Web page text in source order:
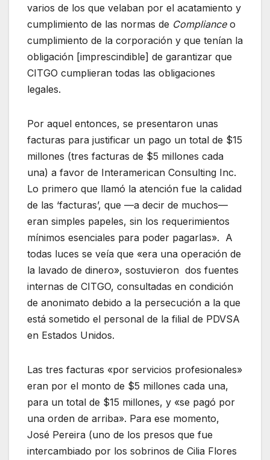
varios de los que velaban por el acatamiento y
cumplimiento de las normas de Complianceo
cumplimiento de la corporación y que tenían la
obligación [imprescindible] de garantizar que
CITGO cumplieran todas las obligaciones
legales.
Por aquel entonces, se presentaron unas
facturas para justificar un pago un total de $15
millones (tres facturas de $5 millones cada
una) a favor de Interamerican Consulting Inc.
Lo primero que llamó la atención fue la calidad
de las ‘facturas’, que —a decir de muchos—
eran simples papeles, sin los requerimientos
mínimos esenciales para poder pagarlas». A
todas luces se veía que «era una operación de
la lavado de dinero», sostuvieron dos fuentes
internas de CITGO, consultadas en condición
de anonimato debido a la persecución a la que
está sometido el personal de la filial de PDVSA
en Estados Unidos.
Las tres facturas «por servicios profesionales»
eran por el monto de $5 millones cada una,
para un total de $15 millones, y «se pagó por
una orden de arriba». Para ese momento,
José Pereira (uno de los presos que fue
intercambiado por los sobrinos de Cilia Flores